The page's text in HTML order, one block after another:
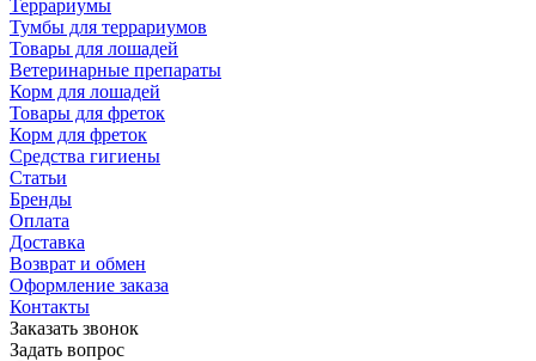
Террариумы
Тумбы для террариумов
Товары для лошадей
Ветеринарные препараты
Корм для лошадей
Товары для фреток
Корм для фреток
Средства гигиены
Статьи
Бренды
Оплата
Доставка
Возврат и обмен
Оформление заказа
Контакты
Заказать звонок
Задать вопрос